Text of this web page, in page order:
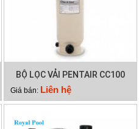
BỘ LỌC VẢI PENTAIR CC100
Giá bán: Liên hệ